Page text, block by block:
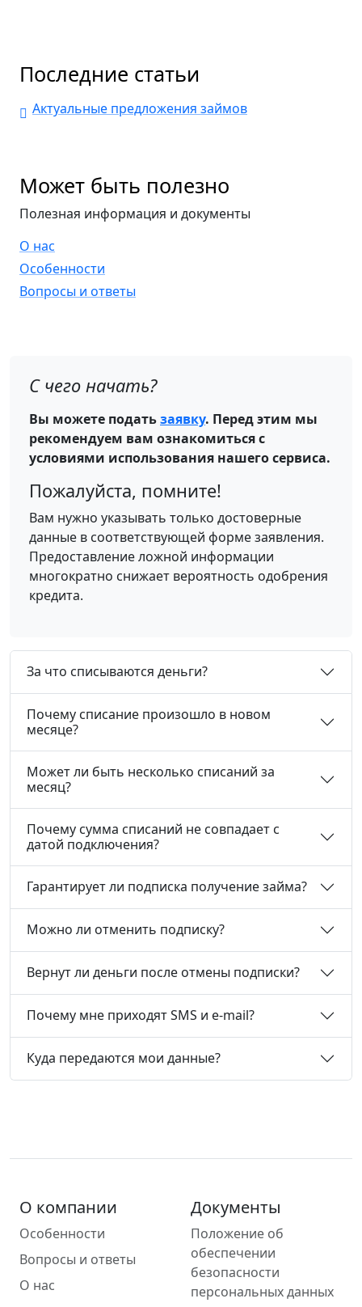
Последние статьи
Актуальные предложения займов
Может быть полезно
Полезная информация и документы
О нас
Особенности
Вопросы и ответы
С чего начать?
Вы можете податьзаявку. Перед этим мы
рекомендуем вам ознакомиться с
условиями использования нашего сервиса.
Пожалуйста, помните!
Вам нужно указывать только достоверные
данные в соответствующей форме заявления.
Предоставление ложной информации
многократно снижает вероятность одобрения
кредита.
За что списываются деньги?
Почему списание произошло в новом
месяце?
Может ли быть несколько списаний за
месяц?
Почему сумма списаний не совпадает с
датой подключения?
Гарантирует ли подписка получение займа?
Можно ли отменить подписку?
Вернут ли деньги после отмены подписки?
Почему мне приходят SMS и e-mail?
Куда передаются мои данные?
О компании
Особенности
Вопросы и ответы
О нас
Документы
Положение об
обеспечении
безопасности
персональных данных